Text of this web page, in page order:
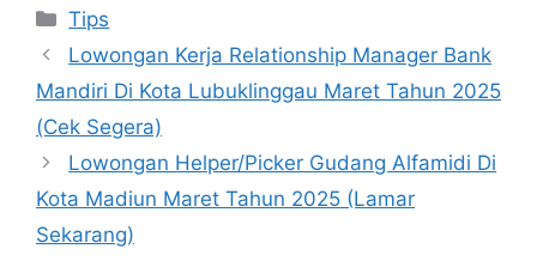
Kategori
Tips
Lowongan Kerja Relationship Manager Bank
Mandiri Di Kota Lubuklinggau Maret Tahun 2025
(Cek Segera)
Lowongan Helper/Picker Gudang Alfamidi Di
Kota Madiun Maret Tahun 2025 (Lamar
Sekarang)